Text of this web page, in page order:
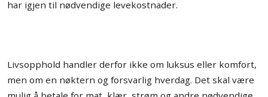
har igjen til nødvendige levekostnader.
Livsopphold handler derfor ikke om luksus eller komfort,
men om en nøktern og forsvarlig hverdag. Det skal være